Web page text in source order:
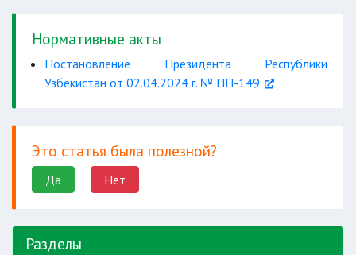
Нормативные акты
Постановление Президента Республики
Узбекистан от 02.04.2024 г. № ПП-149
Это статья была полезной?
Да Нет
Разделы